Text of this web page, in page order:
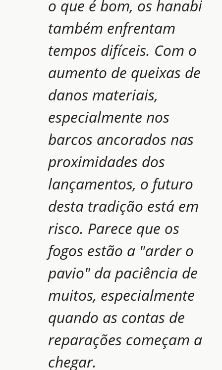
o que é bom, os hanabi
também enfrentam
tempos difíceis. Com o
aumento de queixas de
danos materiais,
especialmente nos
barcos ancorados nas
proximidades dos
lançamentos, o futuro
desta tradição está em
risco. Parece que os
fogos estão a "arder o
pavio" da paciência de
muitos, especialmente
quando as contas de
reparações começam a
chegar.